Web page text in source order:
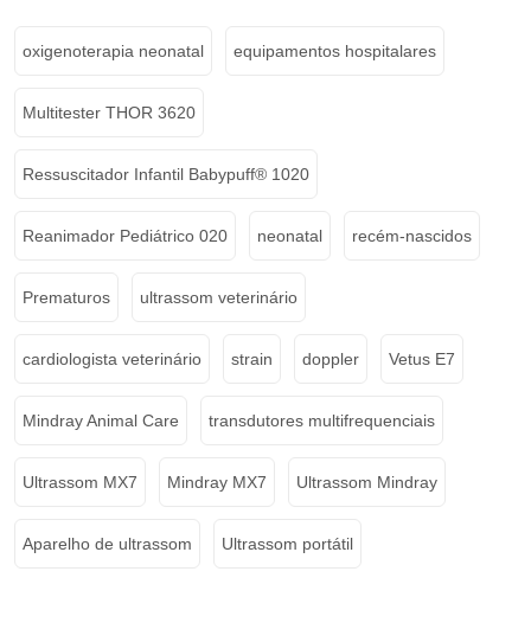
oxigenoterapia neonatal equipamentos hospitalares
Multitester THOR 3620
Ressuscitador Infantil Babypuff® 1020
Reanimador Pediátrico 020 neonatal recém-nascidos
Prematuros ultrassom veterinário
cardiologista veterinário strain doppler Vetus E7
Mindray Animal Care transdutores multifrequenciais
Ultrassom MX7 Mindray MX7 Ultrassom Mindray
Aparelho de ultrassom Ultrassom portátil